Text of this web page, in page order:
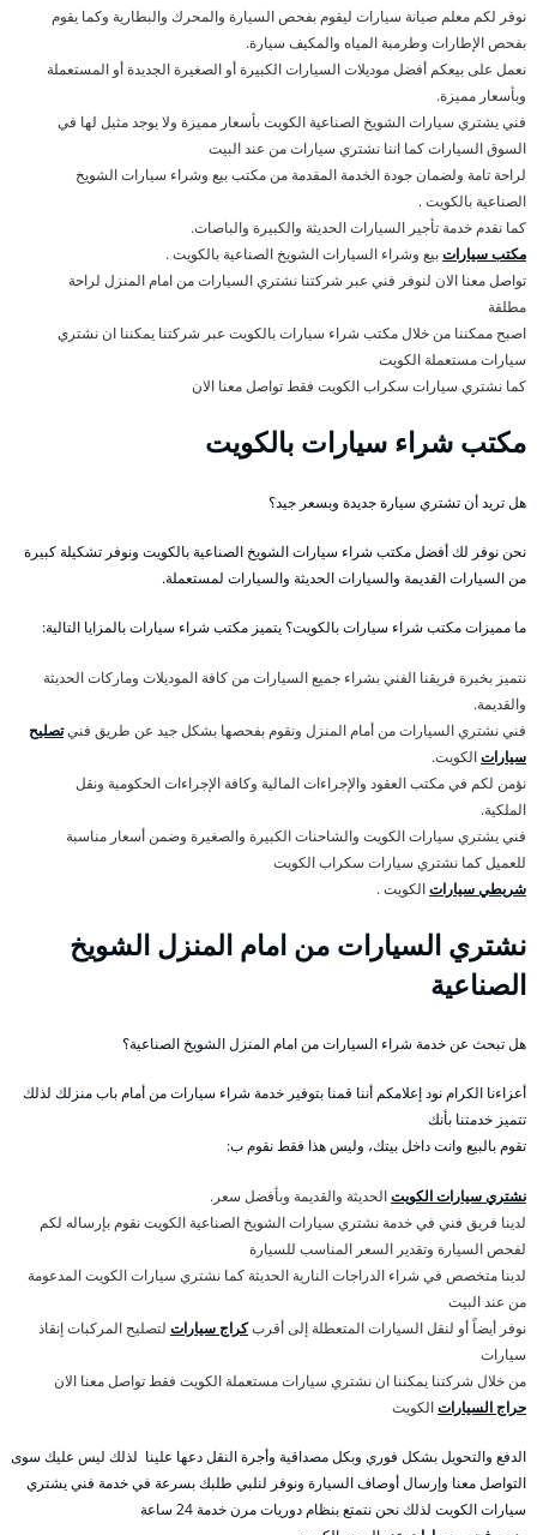
نوفر لكم معلم صيانة سيارات ليقوم بفحص السيارة والمحرك والبطارية وكما يقوم
بفحص الإطارات وطرمبة المياه والمكيف سيارة.
نعمل على بيعكم أفضل موديلات السيارات الكبيرة أو الصغيرة الجديدة أو المستعملة
وبأسعار مميزة.
فني يشتري سيارات الشويخ الصناعية الكويت بأسعار مميزة ولا يوجد مثيل لها في
السوق السيارات كما اننا نشتري سيارات من عند البيت
لراحة تامة ولضمان جودة الخدمة المقدمة من مكتب بيع وشراء سيارات الشويخ
الصناعية بالكويت .
كما نقدم خدمة تأجير السيارات الحديثة والكبيرة والباصات.
مكتب سياراتبيع وشراء السيارات الشويخ الصناعية بالكويت .
تواصل معنا الان لنوفر فني عبر شركتنا نشتري السيارات من امام المنزل لراحة
مطلقة
اصبح ممكننا من خلال مكتب شراء سيارات بالكويت عبر شركتنا يمكننا ان نشتري
سيارات مستعملة الكويت
كما نشتري سيارات سكراب الكويت فقط تواصل معنا الان
مكتب شراء سيارات بالكويت
هل تريد أن تشتري سيارة جديدة وبسعر جيد؟
نحن نوفر لك أفضل مكتب شراء سيارات الشويخ الصناعية بالكويت ونوفر تشكيلة كبيرة
من السيارات القديمة والسيارات الحديثة والسيارات لمستعملة.
ما مميزات مكتب شراء سيارات بالكويت؟ يتميز مكتب شراء سيارات بالمزايا التالية:
نتميز بخبرة فريقنا الفني بشراء جميع السيارات من كافة الموديلات وماركات الحديثة
والقديمة.
فني نشتري السيارات من أمام المنزل ونقوم بفحصها بشكل جيد عن طريق فنيتصليح
سياراتالكويت.
نؤمن لكم في مكتب العقود والإجراءات المالية وكافة الإجراءات الحكومية ونقل
الملكية.
فني يشتري سيارات الكويت والشاحنات الكبيرة والصغيرة وضمن أسعار مناسبة
للعميل كما نشتري سيارات سكراب الكويت
شريطي سياراتالكويت .
نشتري السيارات من امام المنزل الشويخ
الصناعية
هل تبحث عن خدمة شراء السيارات من امام المنزل الشويخ الصناعية؟
أعزاءنا الكرام نود إعلامكم أننا قمنا بتوفير خدمة شراء سيارات من أمام باب منزلك لذلك
تتميز خدمتنا بأنك
تقوم بالبيع وانت داخل بيتك، وليس هذا فقط نقوم ب:
نشتري سيارات الكويتالحديثة والقديمة وبأفضل سعر.
لدينا فريق فني في خدمة نشتري سيارات الشويخ الصناعية الكويت نقوم بإرساله لكم
لفحص السيارة وتقدير السعر المناسب للسيارة
لدينا متخصص في شراء الدراجات النارية الحديثة كما نشتري سيارات الكويت المدعومة
من عند البيت
نوفر أيضاً أو لنقل السيارات المتعطلة إلى أقربكراج سيارات لتصليح المركبات إنقاذ
سيارات
من خلال شركتنا يمكننا ان نشتري سيارات مستعملة الكويت فقط تواصل معنا الان
حراج السياراتالكويت
الدفع والتحويل بشكل فوري وبكل مصداقية وأجرة النقل دعها علينا لذلك ليس عليك سوى
التواصل معنا وإرسال أوصاف السيارة ونوفر لنلبي طلبك بسرعة في خدمة فني يشتري
سيارات الكويت لذلك نحن نتمتع بنظام دوريات مرن خدمة 24 ساعة